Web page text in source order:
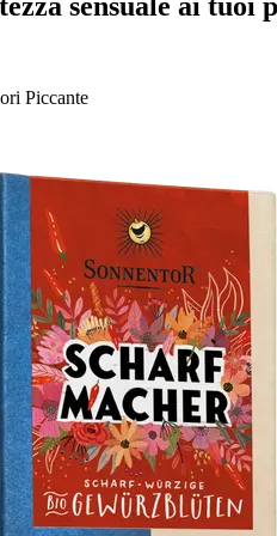
Piccante